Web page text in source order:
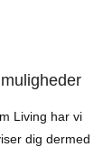
Living har vi
dig dermed